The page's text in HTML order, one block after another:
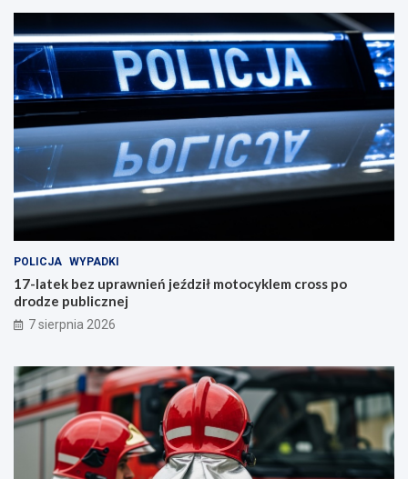
POLICJA WYPADKI
17-latek bez uprawnień jeździł motocyklem cross po
drodze publicznej
7 sierpnia 2026